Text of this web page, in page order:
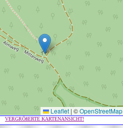
Leaflet | ©OpenStreetMap
VERGRÖßERTE KARTENANSICHT!